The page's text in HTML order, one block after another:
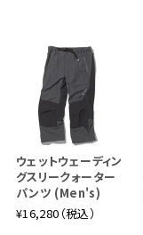
ウェットウェーディン
グスリークォーター
パンツ (Men's)
¥16,280（税込）